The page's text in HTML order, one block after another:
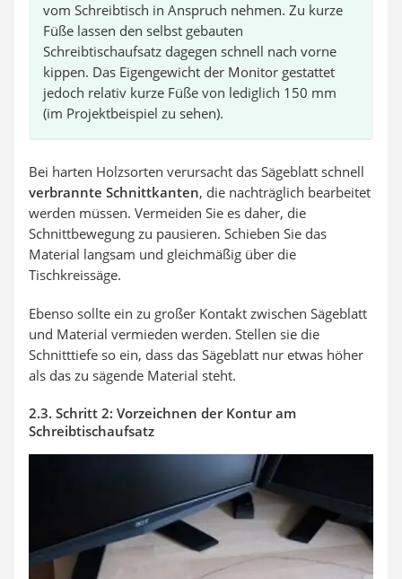
vom Schreibtisch in Anspruch nehmen. Zu kurze
Füße lassen den selbst gebauten
Schreibtischaufsatz dagegen schnell nach vorne
kippen. Das Eigengewicht der Monitor gestattet
jedoch relativ kurze Füße von lediglich 150 mm
(im Projektbeispiel zu sehen).
Bei harten Holzsorten verursacht das Sägeblatt schnell
verbrannte Schnittkanten, die nachträglich bearbeitet
werden müssen. Vermeiden Sie es daher, die
Schnittbewegung zu pausieren. Schieben Sie das
Material langsam und gleichmäßig über die
Tischkreissäge.
Ebenso sollte ein zu großer Kontakt zwischen Sägeblatt
und Material vermieden werden. Stellen sie die
Schnitttiefe so ein, dass das Sägeblatt nur etwas höher
als das zu sägende Material steht.
2.3. Schritt 2: Vorzeichnen der Kontur am
Schreibtischaufsatz